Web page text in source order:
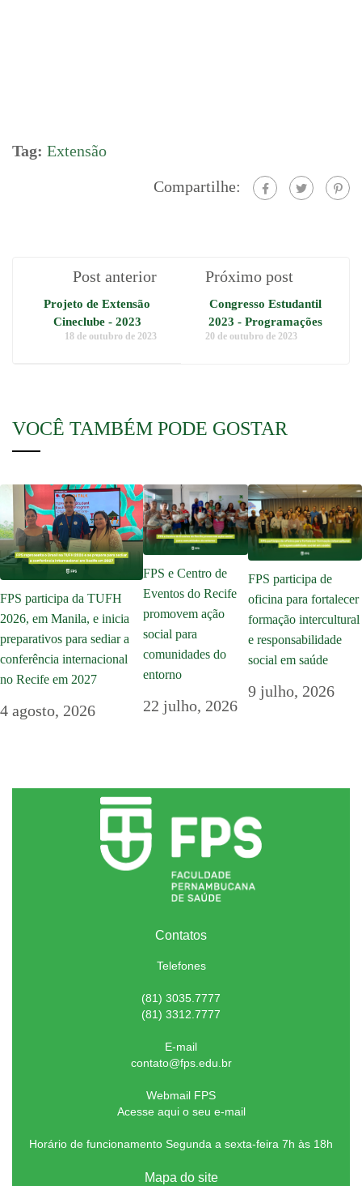
Tag: Extensão
Compartilhe:
Post anterior
Projeto de Extensão
Cineclube - 2023
18 de outubro de 2023
Próximo post
Congresso Estudantil
2023 - Programações
20 de outubro de 2023
VOCÊ TAMBÉM PODE GOSTAR
FPS participa da TUFH
2026, em Manila, e inicia
preparativos para sediar a
conferência internacional
no Recife em 2027
4 agosto, 2026
FPS e Centro de
Eventos do Recife
promovem ação
social para
comunidades do
entorno
22 julho, 2026
FPS participa de
oficina para fortalecer
formação intercultural
e responsabilidade
social em saúde
9 julho, 2026
Contatos
Telefones
(81) 3035.7777
(81) 3312.7777
E-mail
contato@fps.edu.br
Webmail FPS
Acesse aqui o seu e-mail
Horário de funcionamento Segunda a sexta-feira 7h às 18h
Mapa do site